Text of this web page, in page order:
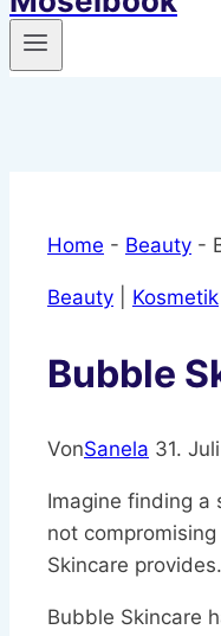
Home - Beauty -
Beauty Kosmetik
Bubble
VonSanela 31.
Imagine finding a
not
Skincare provides.
Bubble Skincare